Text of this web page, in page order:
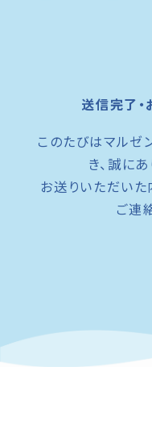
送信完了・
このたびはマルゼ
き、誠に
お送りいただい
ご連